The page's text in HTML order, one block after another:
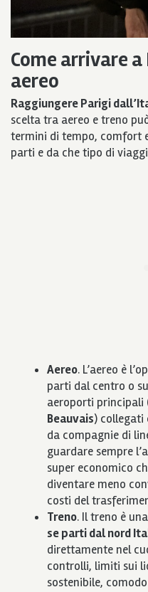
Come arrivare
aereo
Raggiungere Parigi
scelta tra aereo e treno
termini di tempo, comfort
parti e da che tipo di
Aereo. L’aereo è
parti dal centro o
aeroporti principali
Beauvais) collegati
da compagnie di
guardare sempre
super economico
diventare meno
costi del
Treno. Il treno è
se parti dal nord
direttamente nel
controlli, limiti sui
sostenibile,